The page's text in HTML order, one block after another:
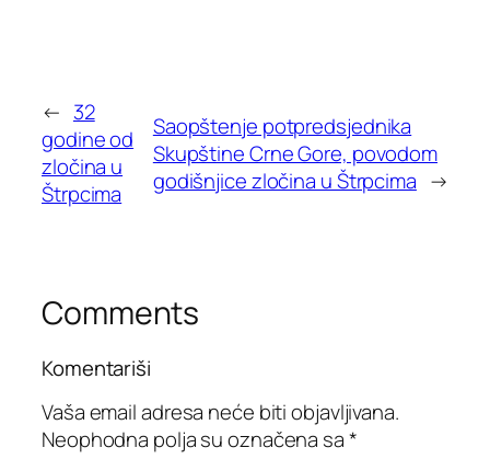
← 32
godine od
zločina u
Štrpcima
Saopštenje potpredsjednika
Skupštine Crne Gore, povodom
godišnjice zločina u Štrpcima →
Comments
Komentariši
Vaša email adresa neće biti objavljivana.
Neophodna polja su označena sa*